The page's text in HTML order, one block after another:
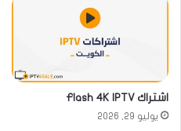
اشتراك Flash 4K IPTV
يوليو 29, 2026